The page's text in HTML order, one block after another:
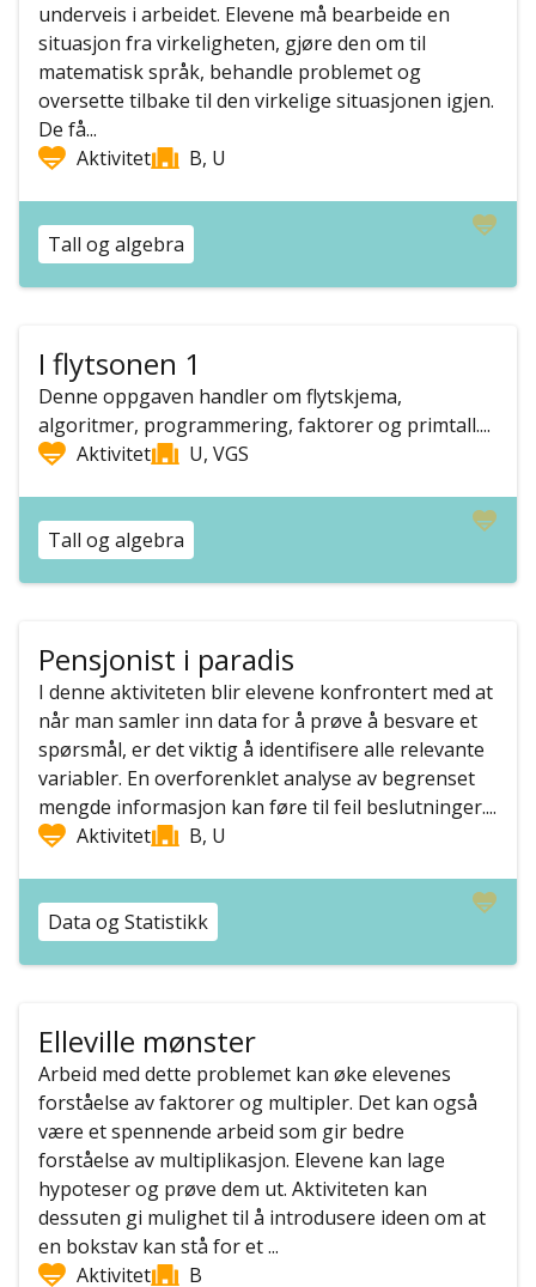
underveis i arbeidet. Elevene må bearbeide en
situasjon fra virkeligheten, gjøre den om til
matematisk språk, behandle problemet og
oversette tilbake til den virkelige situasjonen igjen.
De få...
Aktivitet
B, U
Tall og algebra
I flytsonen 1
Denne oppgaven handler om flytskjema,
algoritmer, programmering, faktorer og primtall....
Aktivitet
U, VGS
Tall og algebra
Pensjonist i paradis
I denne aktiviteten blir elevene konfrontert med at
når man samler inn data for å prøve å besvare et
spørsmål, er det viktig å identifisere alle relevante
variabler. En overforenklet analyse av begrenset
mengde informasjon kan føre til feil beslutninger....
Aktivitet
B, U
Data og Statistikk
Elleville mønster
Arbeid med dette problemet kan øke elevenes
forståelse av faktorer og multipler. Det kan også
være et spennende arbeid som gir bedre
forståelse av multiplikasjon. Elevene kan lage
hypoteser og prøve dem ut. Aktiviteten kan
dessuten gi mulighet til å introdusere ideen om at
en bokstav kan stå for et ...
Aktivitet
B